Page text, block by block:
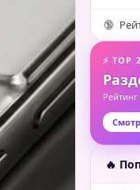
🔞
⚡ TOP
🔥